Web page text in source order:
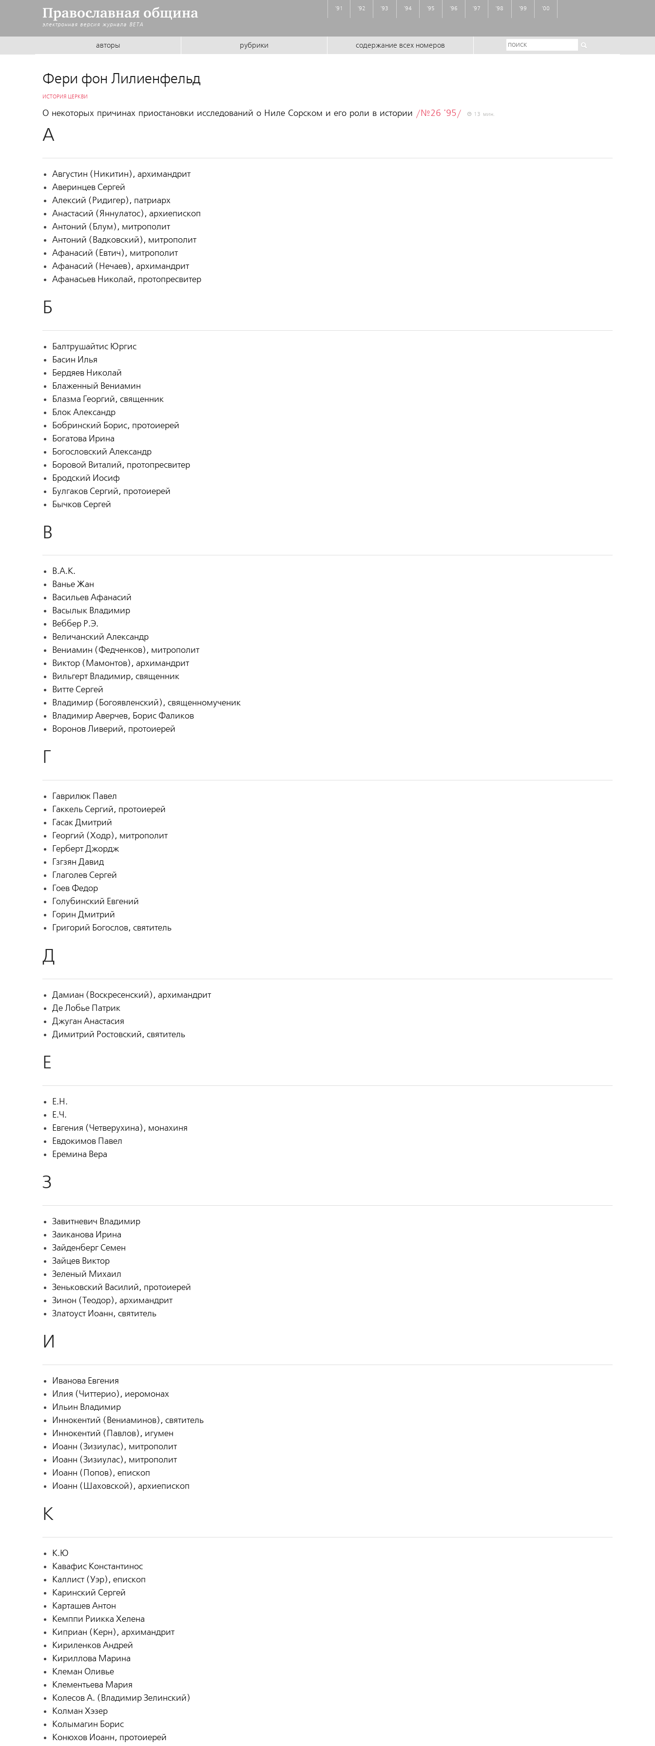
Православная община
электронная версия журнала BETA
'91 '92 '93 '94 '95 '96 '97 '98 '99 '00
авторы рубрики содержание всех номеров
Фери фон Лилиенфельд
ИСТОРИЯ ЦЕРКВИ
О некоторых причинах приостановки исследований о Ниле Сорском и его роли в истории /№26 '95/ 13 мин.
А
Августин (Никитин), архимандрит
Аверинцев Сергей
Алексий (Ридигер), патриарх
Анастасий (Яннулатос), архиепископ
Антоний (Блум), митрополит
Антоний (Вадковский), митрополит
Афанасий (Евтич), митрополит
Афанасий (Нечаев), архимандрит
Афанасьев Николай, протопресвитер
Б
Балтрушайтис Юргис
Басин Илья
Бердяев Николай
Блаженный Вениамин
Блазма Георгий, священник
Блок Александр
Бобринский Борис, протоиерей
Богатова Ирина
Богословский Александр
Боровой Виталий, протопресвитер
Бродский Иосиф
Булгаков Сергий, протоиерей
Бычков Сергей
В
В.А.К.
Ванье Жан
Васильев Афанасий
Васылык Владимир
Веббер Р.Э.
Величанский Александр
Вениамин (Федченков), митрополит
Виктор (Мамонтов), архимандрит
Вильгерт Владимир, священник
Витте Сергей
Владимир (Богоявленский), священномученик
Владимир Аверчев, Борис Фаликов
Воронов Ливерий, протоиерей
Г
Гаврилюк Павел
Гаккель Сергий, протоиерей
Гасак Дмитрий
Георгий (Ходр), митрополит
Герберт Джордж
Гзгзян Давид
Глаголев Сергей
Гоев Федор
Голубинский Евгений
Горин Дмитрий
Григорий Богослов, святитель
Д
Дамиан (Воскресенский), архимандрит
Де Лобье Патрик
Джуган Анастасия
Димитрий Ростовский, святитель
Е
Е.Н.
Е.Ч.
Евгения (Четверухина), монахиня
Евдокимов Павел
Еремина Вера
З
Завитневич Владимир
Заиканова Ирина
Зайденберг Семен
Зайцев Виктор
Зеленый Михаил
Зеньковский Василий, протоиерей
Зинон (Теодор), архимандрит
Златоуст Иоанн, святитель
И
Иванова Евгения
Илия (Читтерио), иеромонах
Ильин Владимир
Иннокентий (Вениаминов), святитель
Иннокентий (Павлов), игумен
Иоанн (Зизиулас), митрополит
Иоанн (Зизиулас), митрополит
Иоанн (Попов), епископ
Иоанн (Шаховской), архиепископ
К
К.Ю
Кавафис Константинос
Каллист (Уэр), епископ
Каринский Сергей
Карташев Антон
Кемппи Риикка Хелена
Киприан (Керн), архимандрит
Кириленков Андрей
Кириллова Марина
Клеман Оливье
Клементьева Мария
Колесов А. (Владимир Зелинский)
Колман Хэзер
Колымагин Борис
Конюхов Иоанн, протоиерей